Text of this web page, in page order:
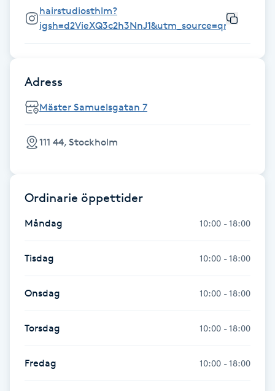
Gellack
Gellack med förstärkning
Gua Sha-massage
hairstudiosthlm?
igsh=d2VieXQ3c2h3NnJ1&utm_source=qr
Adress
Mäster Samuelsgatan 7
111 44, Stockholm
Ordinarie öppettider
Måndag 10:00 - 18:00
Tisdag 10:00 - 18:00
Onsdag 10:00 - 18:00
Torsdag 10:00 - 18:00
Fredag 10:00 - 18:00